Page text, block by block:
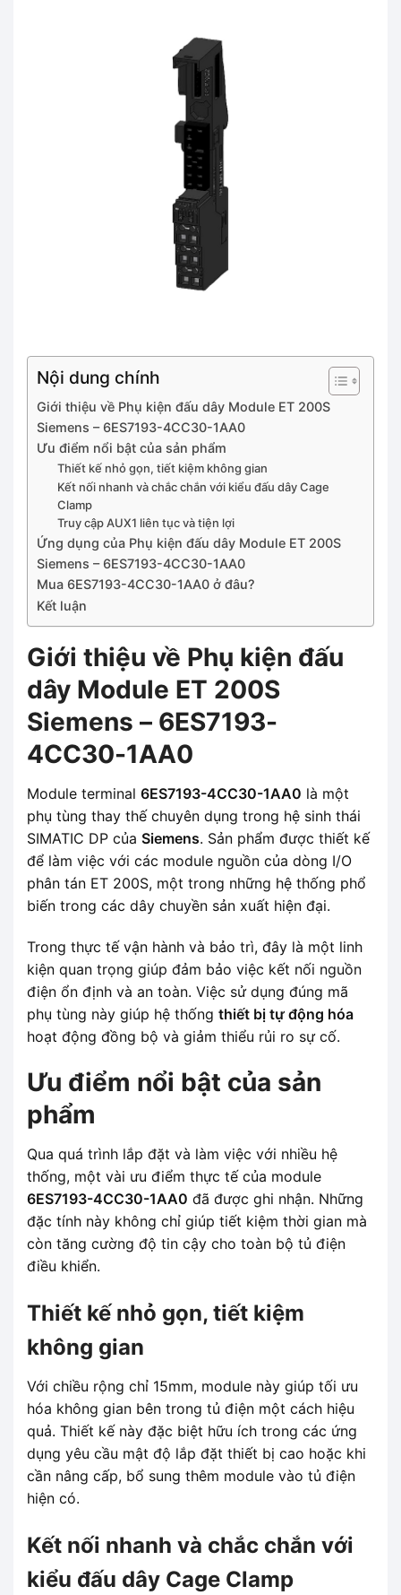
Nội dung chính
Giới thiệu về Phụ kiện đấu dây Module ET 200S
Siemens – 6ES7193-4CC30-1AA0
Ưu điểm nổi bật của sản phẩm
Thiết kế nhỏ gọn, tiết kiệm không gian
Kết nối nhanh và chắc chắn với kiểu đấu dây Cage
Clamp
Truy cập AUX1 liên tục và tiện lợi
Ứng dụng của Phụ kiện đấu dây Module ET 200S
Siemens – 6ES7193-4CC30-1AA0
Mua 6ES7193-4CC30-1AA0 ở đâu?
Kết luận
Giới thiệu về Phụ kiện đấu
dây Module ET 200S
Siemens – 6ES7193-
4CC30-1AA0
Module terminal 6ES7193-4CC30-1AA0 là một
phụ tùng thay thế chuyên dụng trong hệ sinh thái
SIMATIC DP của Siemens. Sản phẩm được thiết kế
để làm việc với các module nguồn của dòng I/O
phân tán ET 200S, một trong những hệ thống phổ
biến trong các dây chuyền sản xuất hiện đại.
Trong thực tế vận hành và bảo trì, đây là một linh
kiện quan trọng giúp đảm bảo việc kết nối nguồn
điện ổn định và an toàn. Việc sử dụng đúng mã
phụ tùng này giúp hệ thống thiết bị tự động hóa
hoạt động đồng bộ và giảm thiểu rủi ro sự cố.
Ưu điểm nổi bật của sản
phẩm
Qua quá trình lắp đặt và làm việc với nhiều hệ
thống, một vài ưu điểm thực tế của module
6ES7193-4CC30-1AA0 đã được ghi nhận. Những
đặc tính này không chỉ giúp tiết kiệm thời gian mà
còn tăng cường độ tin cậy cho toàn bộ tủ điện
điều khiển.
Thiết kế nhỏ gọn, tiết kiệm
không gian
Với chiều rộng chỉ 15mm, module này giúp tối ưu
hóa không gian bên trong tủ điện một cách hiệu
quả. Thiết kế này đặc biệt hữu ích trong các ứng
dụng yêu cầu mật độ lắp đặt thiết bị cao hoặc khi
cần nâng cấp, bổ sung thêm module vào tủ điện
hiện có.
Kết nối nhanh và chắc chắn với
kiểu đấu dây Cage Clamp